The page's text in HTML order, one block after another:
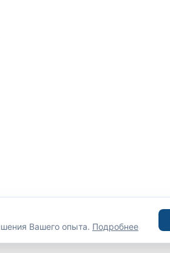
Вашего опыта. Подробнее